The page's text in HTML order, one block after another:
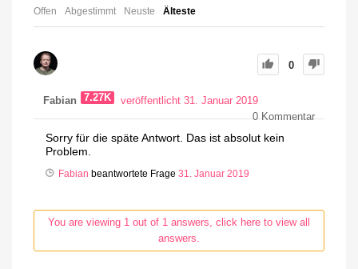
Offen Abgestimmt Neuste Älteste
0
Fabian 7.27K
veröffentlicht 31. Januar 2019
0Kommentar
Sorry für die späte Antwort. Das ist absolut kein
Problem.
Fabian beantwortete Frage 31. Januar 2019
You are viewing 1 out of 1 answers, click here to view all
answers.